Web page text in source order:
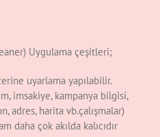
Uygulama çeşitleri;
uyarlama yapılabilir.
imsakiye, kampanya bilgisi,
adres, harita vb.çalışmalar)
daha çok akılda kalıcıdır